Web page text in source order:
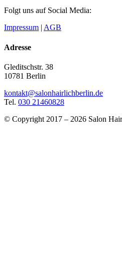
Folgt uns auf Social Media:
Impressum | AGB
Adresse
Gleditschstr. 38
10781 Berlin
kontakt@salonhairlichberlin.de
Tel. 030 21460828
© Copyright 2017 – 2026 Salon